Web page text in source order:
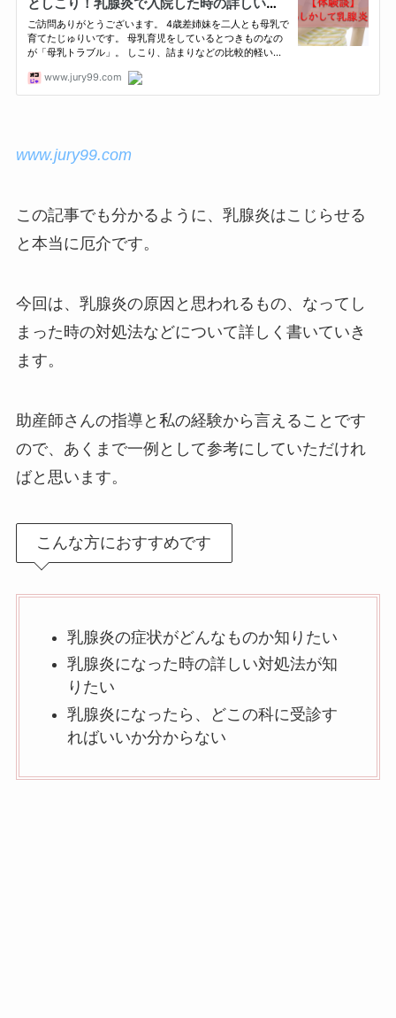
www.jury99.com
この記事でも分かるように、乳腺炎はこじらせる
と本当に厄介です。
今回は、乳腺炎の原因と思われるもの、なってし
まった時の対処法などについて詳しく書いていき
ます。
助産師さんの指導と私の経験から言えることです
ので、あくまで一例として参考にしていただけれ
ばと思います。
こんな方におすすめです
乳腺炎の症状がどんなものか知りたい
乳腺炎になった時の詳しい対処法が知
りたい
乳腺炎になったら、どこの科に受診す
ればいいか分からない